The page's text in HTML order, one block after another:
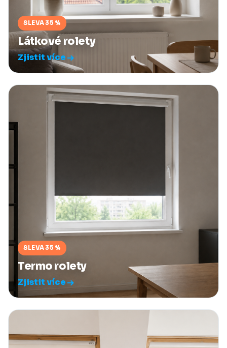
SLEVA 35 %
Látkové rolety
Zjistit více
SLEVA 35 %
Termo rolety
Zjistit více